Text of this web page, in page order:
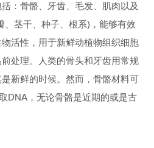
：骨骼、牙齿、毛发、肌肉以及
、茎干、种子、根系)，能够有效
活性，用于新鲜动植物组织细胞
处理。人类的骨头和牙齿用常规
新鲜的时候。然而，骨骼材料可
DNA，无论骨骼是近期的或是古